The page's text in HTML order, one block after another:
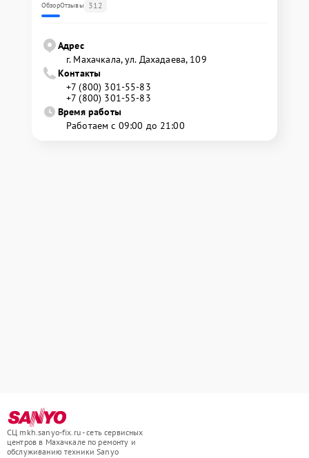
ОбзорОтзывы 312
Адрес
г. Махачкала, ул. Дахадаева, 109
Контакты
+7 (800) 301-55-83
+7 (800) 301-55-83
Время работы
Работаем с 09:00 до 21:00
СЦ mkh.sanyo-fix.ru - сеть сервисных
центров в Махачкале по ремонту и
обслуживанию техники Sanyo